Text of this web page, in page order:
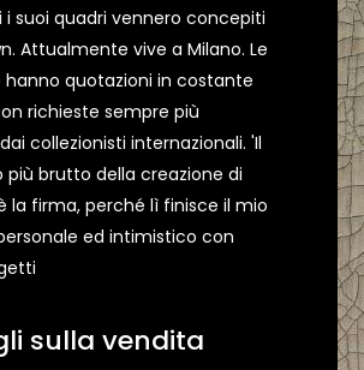
suoi quadri vennero concepiti
Attualmente vive a Milano. Le
hanno quotazioni in costante
richieste sempre più
collezionisti internazionali. 'Il
brutto della creazione di
la firma, perché lì finisce il mio
ed intimistico con
sulla vendita